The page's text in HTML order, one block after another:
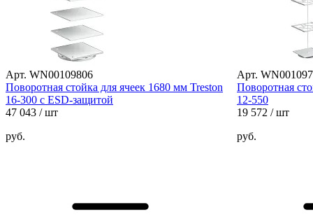
Арт. WN00109806
Поворотная стойка для ячеек 1680 мм Treston
16-300 с ESD-защитой
47 043 / шт
руб.
Арт.
Поворотная
12-550
19 572 / шт
руб.